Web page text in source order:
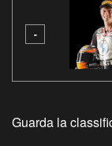
-
Guarda la